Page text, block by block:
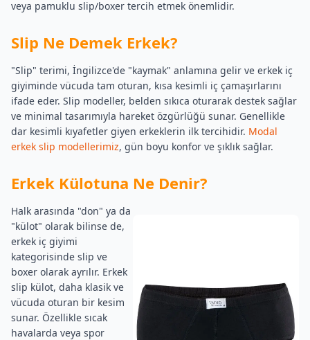
veya pamuklu slip/boxer tercih etmek önemlidir.
Slip Ne Demek Erkek?
"Slip" terimi, İngilizce'de "kaymak" anlamına gelir ve erkek iç
giyiminde vücuda tam oturan, kısa kesimli iç çamaşırlarını
ifade eder. Slip modeller, belden sıkıca oturarak destek sağlar
ve minimal tasarımıyla hareket özgürlüğü sunar. Genellikle
dar kesimli kıyafetler giyen erkeklerin ilk tercihidir. Modal
erkek slip modellerimiz, gün boyu konfor ve şıklık sağlar.
Erkek Külotuna Ne Denir?
Halk arasında "don" ya da
"külot" olarak bilinse de,
erkek iç giyimi
kategorisinde slip ve
boxer olarak ayrılır. Erkek
slip külot, daha klasik ve
vücuda oturan bir kesim
sunar. Özellikle sıcak
havalarda veya spor